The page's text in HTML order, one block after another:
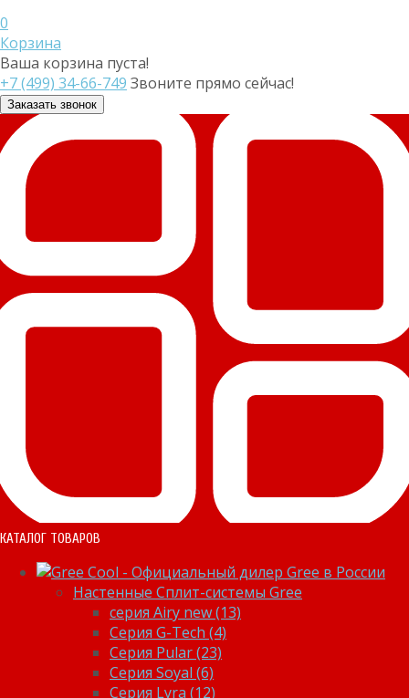
0
Корзина
Ваша корзина пуста!
+7 (499) 34-66-749 Звоните прямо сейчас!
Заказать звонок
КАТАЛОГ ТОВАРОВ
Настенные Сплит-системы Gree
серия Airy new (13)
Серия G-Tech (4)
Серия Pular (23)
Cерия Soyal (6)
Серия Lyra (12)